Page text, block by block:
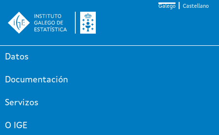
Galego Castellano
Datos
Documentación
Servizos
O IGE